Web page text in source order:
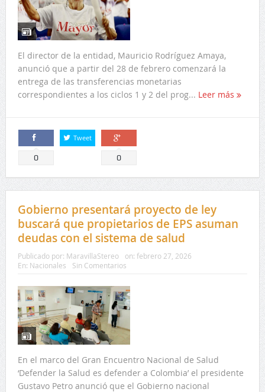
El director de la entidad, Mauricio Rodríguez Amaya,
anunció que a partir del 28 de febrero comenzará la
entrega de las transferencias monetarias
correspondientes a los ciclos 1 y 2 del prog... Leer más
Comparte
0
Tweet
Comparte
0
Gobierno presentará proyecto de ley
buscará que propietarios de EPS asuman
deudas con el sistema de salud
Publicado por: MaravillaStereo on: febrero 27, 2026
En: Nacionales Sin Comentarios
En el marco del Gran Encuentro Nacional de Salud
‘Defender la Salud es defender a Colombia’ el presidente
Gustavo Petro anunció que el Gobierno nacional